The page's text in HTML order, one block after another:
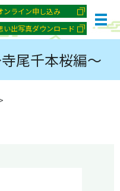
ンライン申し込み
い出写真ダウンロード
メ
尾千本桜編～